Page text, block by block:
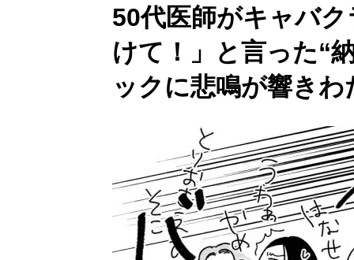
50代医師がキャバ
けて！」と言った“
ックに悲鳴が響きわ